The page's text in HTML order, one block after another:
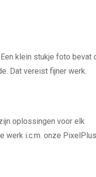
klein stukje foto bevat
Dat vereist fijner werk.
oplossingen voor elk
werk i.c.m. onze PixelPlus